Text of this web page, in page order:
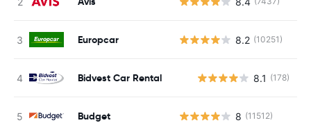
Europcar 8.2 (10251)
Bidvest Car Rental 8.1 (178)
Budget 8 (11512)